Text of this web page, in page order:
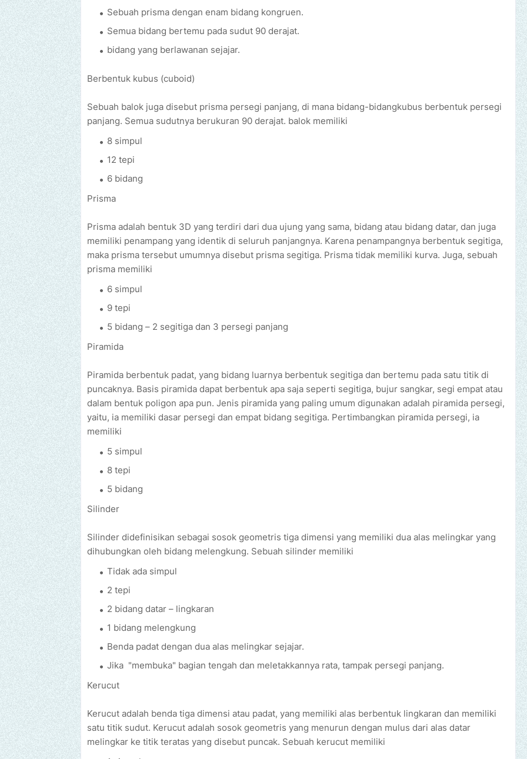
Sebuah prisma dengan enam bidang kongruen.
Semua bidang bertemu pada sudut 90 derajat.
bidang yang berlawanan sejajar.
Berbentuk kubus (cuboid)
Sebuah balok juga disebut prisma persegi panjang, di mana bidang-bidangkubus berbentuk persegi
panjang. Semua sudutnya berukuran 90 derajat. balok memiliki
8 simpul
12 tepi
6 bidang
Prisma
Prisma adalah bentuk 3D yang terdiri dari dua ujung yang sama, bidang atau bidang datar, dan juga
memiliki penampang yang identik di seluruh panjangnya. Karena penampangnya berbentuk segitiga,
maka prisma tersebut umumnya disebut prisma segitiga. Prisma tidak memiliki kurva. Juga, sebuah
prisma memiliki
6 simpul
9 tepi
5 bidang – 2 segitiga dan 3 persegi panjang
Piramida
Piramida berbentuk padat, yang bidang luarnya berbentuk segitiga dan bertemu pada satu titik di
puncaknya. Basis piramida dapat berbentuk apa saja seperti segitiga, bujur sangkar, segi empat atau
dalam bentuk poligon apa pun. Jenis piramida yang paling umum digunakan adalah piramida persegi,
yaitu, ia memiliki dasar persegi dan empat bidang segitiga. Pertimbangkan piramida persegi, ia
memiliki
5 simpul
8 tepi
5 bidang
Silinder
Silinder didefinisikan sebagai sosok geometris tiga dimensi yang memiliki dua alas melingkar yang
dihubungkan oleh bidang melengkung. Sebuah silinder memiliki
Tidak ada simpul
2 tepi
2 bidang datar – lingkaran
1 bidang melengkung
Benda padat dengan dua alas melingkar sejajar.
Jika "membuka" bagian tengah dan meletakkannya rata, tampak persegi panjang.
Kerucut
Kerucut adalah benda tiga dimensi atau padat, yang memiliki alas berbentuk lingkaran dan memiliki
satu titik sudut. Kerucut adalah sosok geometris yang menurun dengan mulus dari alas datar
melingkar ke titik teratas yang disebut puncak. Sebuah kerucut memiliki